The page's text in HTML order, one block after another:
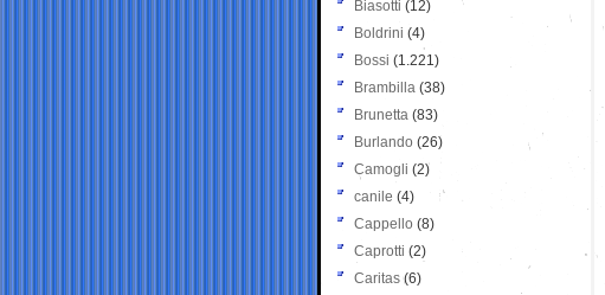
Biasotti (12)
Boldrini (4)
Bossi (1.221)
Brambilla (38)
Brunetta (83)
Burlando (26)
Camogli (2)
canile (4)
Cappello (8)
Caprotti (2)
Caritas (6)